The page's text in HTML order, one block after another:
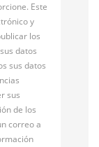
Este
y
los
datos
sus datos
sus
de los
correo a